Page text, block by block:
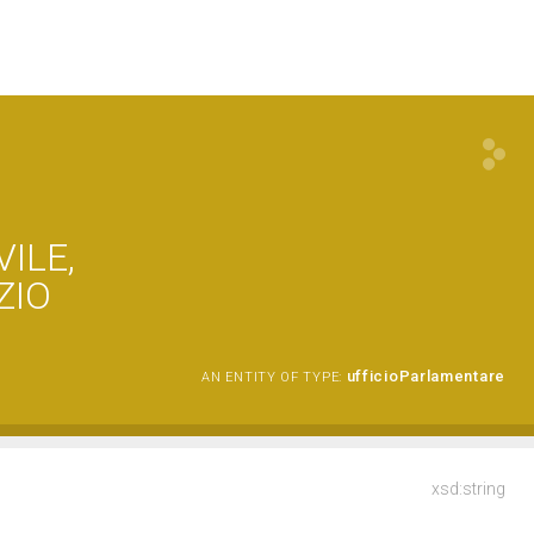
AN ENTITY OF TYPE: ufficioParlamentare
xsd:string